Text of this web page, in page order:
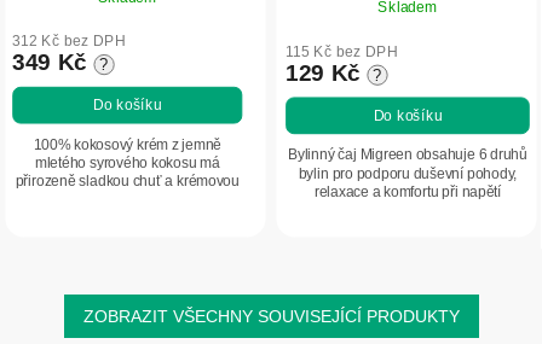
312 Kč bez DPH
349 Kč ?
Do košíku
100% kokosový krém z jemně
mletého syrového kokosu má
přirozeně sladkou chuť a krémovou
Skladem
115 Kč bez DPH
129 Kč ?
Do košíku
Bylinný čaj Migreen obsahuje 6 druhů
bylin pro podporu duševní pohody,
relaxace a komfortu při napětí
ZOBRAZIT VŠECHNY SOUVISEJÍCÍ PRODUKTY